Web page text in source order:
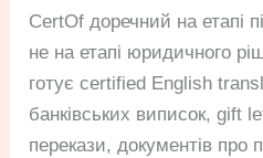
CertOf доречний на етапі
не на етапі юридичного
готує certified English
банківських виписок, gift
перекази, документів про